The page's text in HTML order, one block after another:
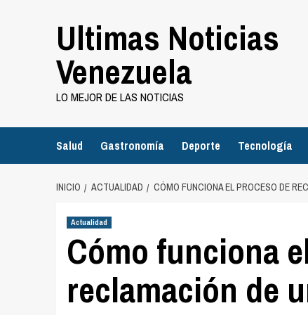
Ultimas Noticias
Venezuela
LO MEJOR DE LAS NOTICIAS
Salud Gastronomía Deporte Tecnología
INICIO ACTUALIDAD CÓMO FUNCIONA EL PROCESO DE
Actualidad
Cómo funciona
reclamación de